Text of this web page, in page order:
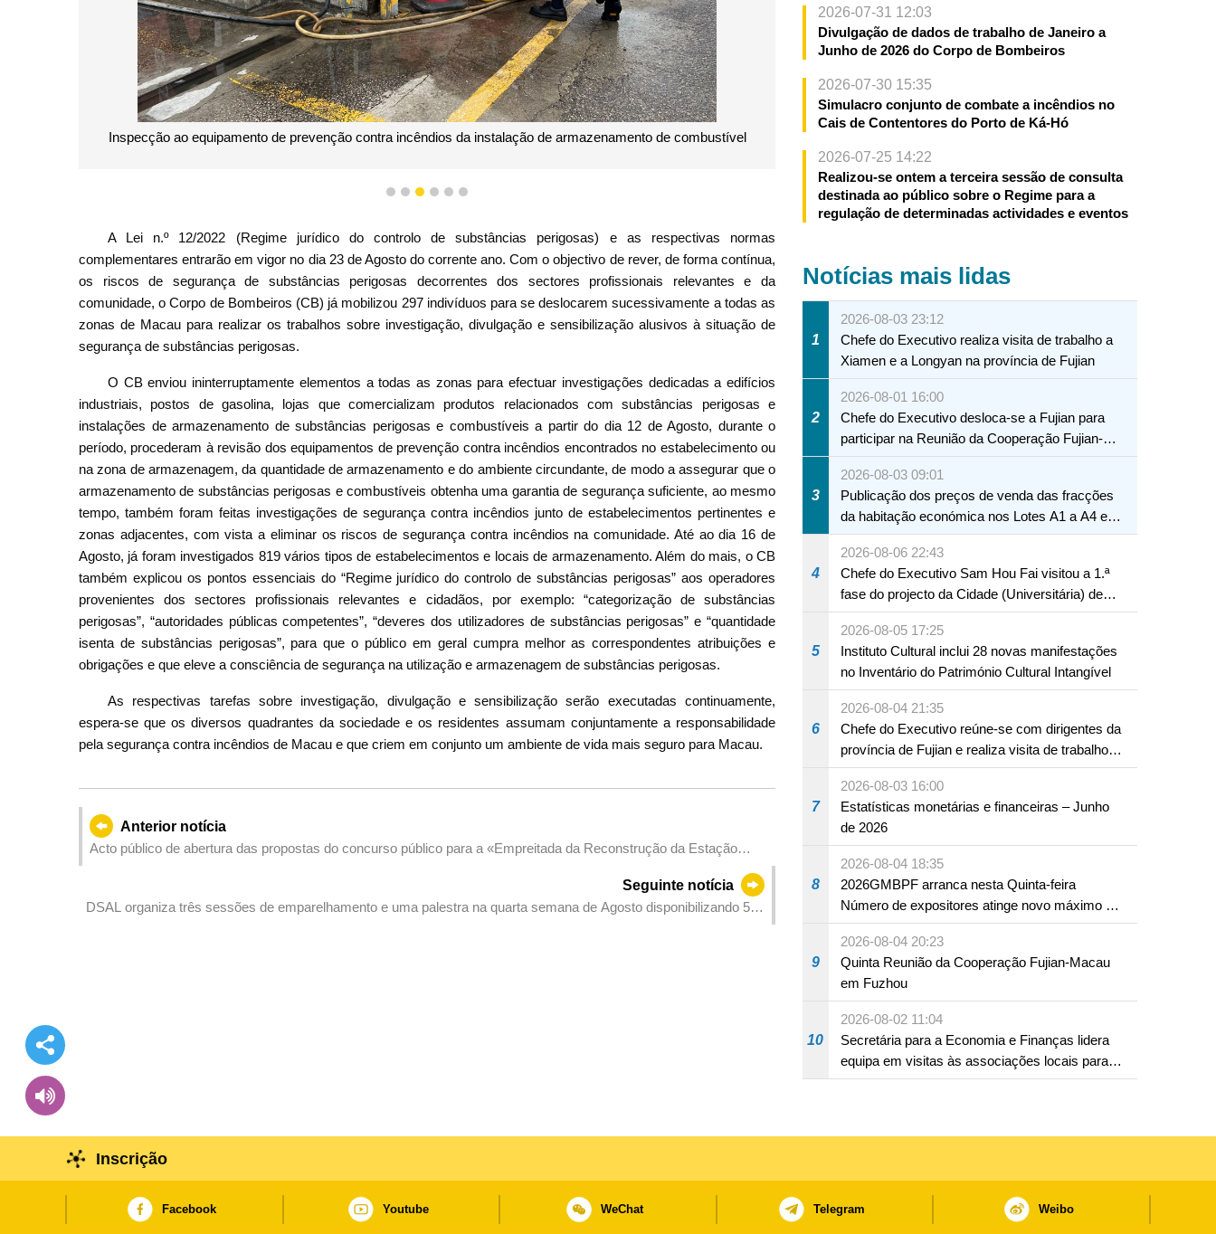
Inspecção ao equipamento de prevenção contra incêndios da instalação de armazenamento de combustível
1 2 3 4 5 6
A Lei n.º 12/2022 (Regime jurídico do controlo de substâncias perigosas) e as respectivas normas
complementares entrarão em vigor no dia 23 de Agosto do corrente ano. Com o objectivo de rever, de forma contínua,
os riscos de segurança de substâncias perigosas decorrentes dos sectores profissionais relevantes e da
comunidade, o Corpo de Bombeiros (CB) já mobilizou 297 indivíduos para se deslocarem sucessivamente a todas as
zonas de Macau para realizar os trabalhos sobre investigação, divulgação e sensibilização alusivos à situação de
segurança de substâncias perigosas.
O CB enviou ininterruptamente elementos a todas as zonas para efectuar investigações dedicadas a edifícios
industriais, postos de gasolina, lojas que comercializam produtos relacionados com substâncias perigosas e
instalações de armazenamento de substâncias perigosas e combustíveis a partir do dia 12 de Agosto, durante o
período, procederam à revisão dos equipamentos de prevenção contra incêndios encontrados no estabelecimento ou
na zona de armazenagem, da quantidade de armazenamento e do ambiente circundante, de modo a assegurar que o
armazenamento de substâncias perigosas e combustíveis obtenha uma garantia de segurança suficiente, ao mesmo
tempo, também foram feitas investigações de segurança contra incêndios junto de estabelecimentos pertinentes e
zonas adjacentes, com vista a eliminar os riscos de segurança contra incêndios na comunidade. Até ao dia 16 de
Agosto, já foram investigados 819 vários tipos de estabelecimentos e locais de armazenamento. Além do mais, o CB
também explicou os pontos essenciais do “Regime jurídico do controlo de substâncias perigosas” aos operadores
provenientes dos sectores profissionais relevantes e cidadãos, por exemplo: “categorização de substâncias
perigosas”, “autoridades públicas competentes”, “deveres dos utilizadores de substâncias perigosas” e “quantidade
isenta de substâncias perigosas”, para que o público em geral cumpra melhor as correspondentes atribuições e
obrigações e que eleve a consciência de segurança na utilização e armazenagem de substâncias perigosas.
As respectivas tarefas sobre investigação, divulgação e sensibilização serão executadas continuamente,
espera-se que os diversos quadrantes da sociedade e os residentes assumam conjuntamente a responsabilidade
pela segurança contra incêndios de Macau e que criem em conjunto um ambiente de vida mais seguro para Macau.
Anterior notícia
Acto público de abertura das propostas do concurso público para a «Empreitada da Reconstrução da Estação
Seguinte notícia
DSAL organiza três sessões de emparelhamento e uma palestra na quarta semana de Agosto disponibilizando 55
2026-07-31 12:03
Divulgação de dados de trabalho de Janeiro a
Junho de 2026 do Corpo de Bombeiros
2026-07-30 15:35
Simulacro conjunto de combate a incêndios no
Cais de Contentores do Porto de Ká-Hó
2026-07-25 14:22
Realizou-se ontem a terceira sessão de consulta
destinada ao público sobre o Regime para a
regulação de determinadas actividades e eventos
Notícias mais lidas
1
2026-08-03 23:12
Chefe do Executivo realiza visita de trabalho a
Xiamen e a Longyan na província de Fujian
2
2026-08-01 16:00
Chefe do Executivo desloca-se a Fujian para
participar na Reunião da Cooperação Fujian-
Macau
3
2026-08-03 09:01
Publicação dos preços de venda das fracções
da habitação económica nos Lotes A1 a A4 e
A12 da Zona A dos Novos Aterros
4
2026-08-06 22:43
Chefe do Executivo Sam Hou Fai visitou a 1.ª
fase do projecto da Cidade (Universitária) de
Educação Internacional de Macau e Hengqin
5
2026-08-05 17:25
Instituto Cultural inclui 28 novas manifestações
no Inventário do Património Cultural Intangível
6
2026-08-04 21:35
Chefe do Executivo reúne-se com dirigentes da
província de Fujian e realiza visita de trabalho
em Fuzhou
7
2026-08-03 16:00
Estatísticas monetárias e financeiras – Junho
de 2026
8
2026-08-04 18:35
2026GMBPF arranca nesta Quinta-feira
Número de expositores atinge novo máximo em
18 anos
9
2026-08-04 20:23
Quinta Reunião da Cooperação Fujian-Macau
em Fuzhou
10
2026-08-02 11:04
Secretária para a Economia e Finanças lidera
equipa em visitas às associações locais para
consolidar consensos e promover os trabalhos
Inscrição
Facebook Youtube WeChat Telegram Weibo